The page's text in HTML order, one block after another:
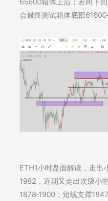
会最终测试箱体底部
ETH1小时盘面解读，走出
1982，近期又走出次级小
1878‑1900；短线支撑